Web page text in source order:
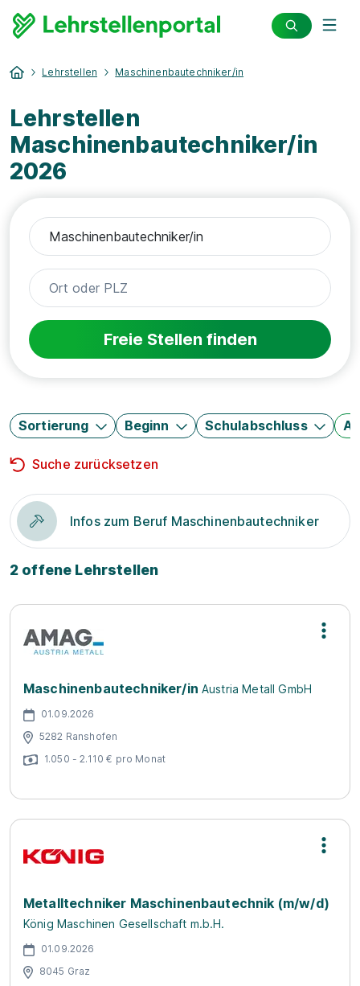
Lehrstellen Maschinenbautechniker/in
Lehrstellen
Maschinenbautechniker/in
2026
Freie Stellen finden
Sortierung Beginn Schulabschluss
Suche zurücksetzen
Infos zum Beruf Maschinenbautechniker
2 offene Lehrstellen
Maschinenbautechniker/in Austria Metall GmbH
01.09.2026
5282 Ranshofen
1.050 - 2.110 € pro Monat
Metalltechniker Maschinenbautechnik (m/w/d)
König Maschinen Gesellschaft m.b.H.
01.09.2026
8045 Graz